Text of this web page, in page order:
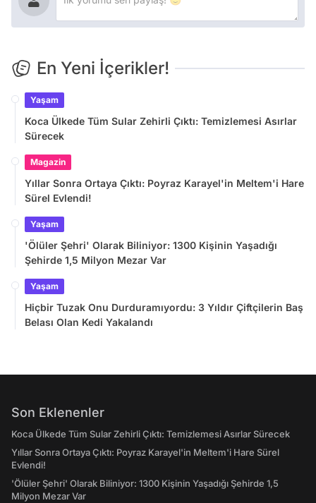
En Yeni İçerikler!
Yaşam
Koca Ülkede Tüm Sular Zehirli Çıktı: Temizlemesi Asırlar
Sürecek
Magazin
Yıllar Sonra Ortaya Çıktı: Poyraz Karayel'in Meltem'i Hare
Sürel Evlendi!
Yaşam
'Ölüler Şehri' Olarak Biliniyor: 1300 Kişinin Yaşadığı
Şehirde 1,5 Milyon Mezar Var
Yaşam
Hiçbir Tuzak Onu Durduramıyordu: 3 Yıldır Çiftçilerin Baş
Belası Olan Kedi Yakalandı
Son Eklenenler
Koca Ülkede Tüm Sular Zehirli Çıktı: Temizlemesi Asırlar Sürecek
Yıllar Sonra Ortaya Çıktı: Poyraz Karayel'in Meltem'i Hare Sürel
Evlendi!
'Ölüler Şehri' Olarak Biliniyor: 1300 Kişinin Yaşadığı Şehirde 1,5
Milyon Mezar Var